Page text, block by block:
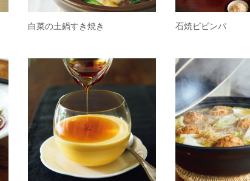
白菜の土鍋すき焼き 石焼ピビンパ